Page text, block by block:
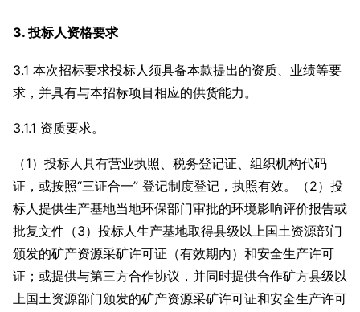
3. 投标人资格要求
3.1 本次招标要求投标人须具备本款提出的资质、业绩等要
求，并具有与本招标项目相应的供货能力。
3.1.1 资质要求。
（1）投标人具有营业执照、税务登记证、组织机构代码
证，或按照“三证合一” 登记制度登记，执照有效。（2）投
标人提供生产基地当地环保部门审批的环境影响评价报告或
批复文件（3）投标人生产基地取得县级以上国土资源部门
颁发的矿产资源采矿许可证（有效期内）和安全生产许可
证；或提供与第三方合作协议，并同时提供合作矿方县级以
上国土资源部门颁发的矿产资源采矿许可证和安全生产许可